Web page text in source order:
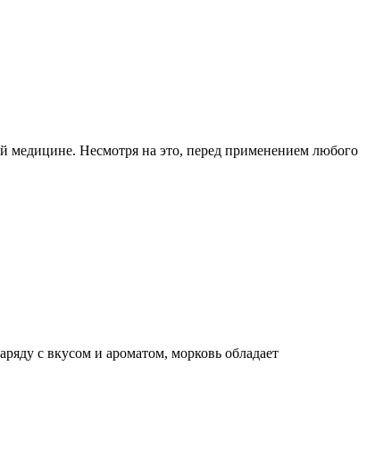
медицине. Несмотря на это, перед применением любого
с вкусом и ароматом, морковь обладает